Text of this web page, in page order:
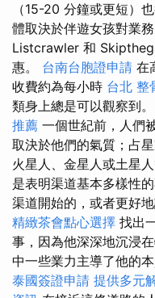
（15-20 分鐘或更短）
體取決於伴遊女孩對業
Listcrawler 和
惠。 台南台胞證申請 在
收費約為每小時 台北 整
類身上總是可以觀察到。
推薦 一個世紀前，人們
取決於他們的氣質；占
火星人、金星人或土星人
是表明渠道基本多樣性
渠道開始的，或者更好
精緻茶會點心選擇 找出
事，因為他深深地沉浸
中一些業力主導了他的
泰國簽證申請 提供多元